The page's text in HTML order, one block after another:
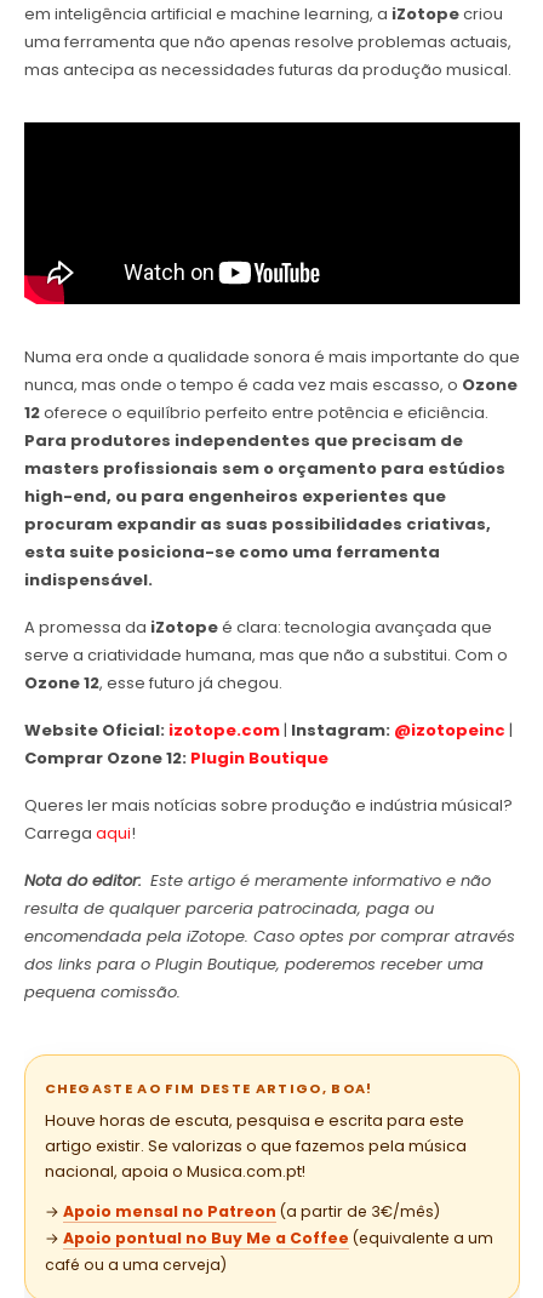
em inteligência artificial e machine learning, a iZotopecriou
uma ferramenta que não apenas resolve problemas actuais,
mas antecipa as necessidades futuras da produção musical.
Numa era onde a qualidade sonora é mais importante do que
nunca, mas onde o tempo é cada vez mais escasso, o Ozone
12oferece o equilíbrio perfeito entre potência e eficiência.
Para produtores independentes que precisam de
masters profissionais sem o orçamento para estúdios
high-end, ou para engenheiros experientes que
procuram expandir as suas possibilidades criativas,
esta suite posiciona-se como uma ferramenta
indispensável.
A promessa da iZotopeé clara: tecnologia avançada que
serve a criatividade humana, mas que não a substitui. Com o
Ozone 12, esse futuro já chegou.
Website Oficial: izotope.com| Instagram: @izotopeinc |
Comprar Ozone 12: Plugin Boutique
Queres ler mais notícias sobre produção e indústria músical?
Carrega aqui!
Nota do editor: Este artigo é meramente informativo e não
resulta de qualquer parceria patrocinada, paga ou
encomendada pela iZotope. Caso optes por comprar através
dos links para o Plugin Boutique, poderemos receber uma
pequena comissão.
CHEGASTE AO FIM DESTE ARTIGO, BOA!
Houve horas de escuta, pesquisa e escrita para este
artigo existir. Se valorizas o que fazemos pela música
nacional, apoia o Musica.com.pt!
→ Apoio mensal no Patreon (a partir de 3€/mês)
→ Apoio pontual no Buy Me a Coffee (equivalente a um
café ou a uma cerveja)